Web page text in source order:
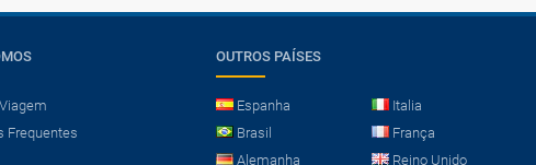
Frequentes
OUTROS PAÍSES
Espanha
Italia
Brasil
França
Alemanha
Reino Unido